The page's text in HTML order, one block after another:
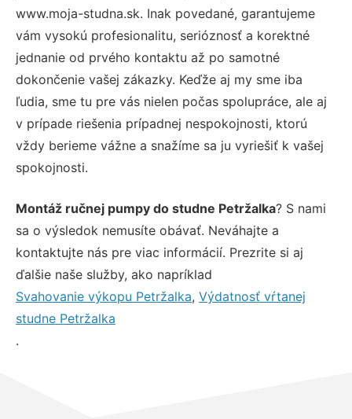
www.moja-studna.sk. Inak povedané, garantujeme
vám vysokú profesionalitu, serióznosť a korektné
jednanie od prvého kontaktu až po samotné
dokončenie vašej zákazky. Keďže aj my sme iba
ľudia, sme tu pre vás nielen počas spolupráce, ale aj
v prípade riešenia prípadnej nespokojnosti, ktorú
vždy berieme vážne a snažíme sa ju vyriešiť k vašej
spokojnosti.
Montáž ručnej pumpy do studne Petržalka? S nami
sa o výsledok nemusíte obávať. Neváhajte a
kontaktujte nás pre viac informácií. Prezrite si aj
ďalšie naše služby, ako napríklad
Svahovanie výkopu Petržalka, Výdatnosť vŕtanej
studne Petržalka
.